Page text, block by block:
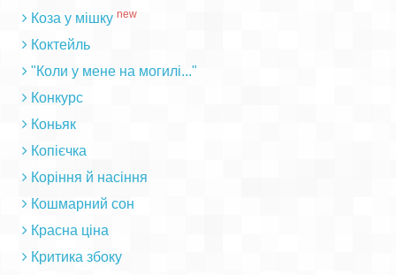
Коза у мішку new
Коктейль
"Коли у мене на могилі..."
Конкурс
Коньяк
Копієчка
Коріння й насіння
Кошмарний сон
Красна ціна
Критика збоку